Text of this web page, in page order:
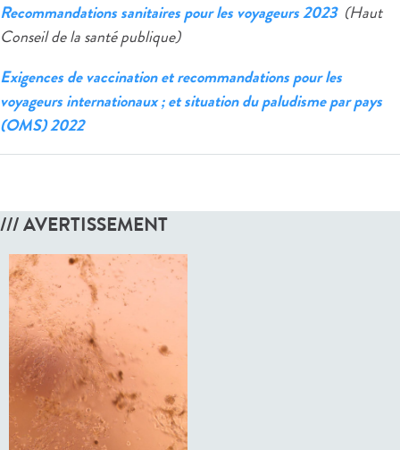
Recommandations sanitaires pour les voyageurs 2023 (Haut
Conseil de la santé publique)
Exigences de vaccination et recommandations pour les
voyageurs internationaux ; et situation du paludisme par pays
(OMS) 2022
/// AVERTISSEMENT